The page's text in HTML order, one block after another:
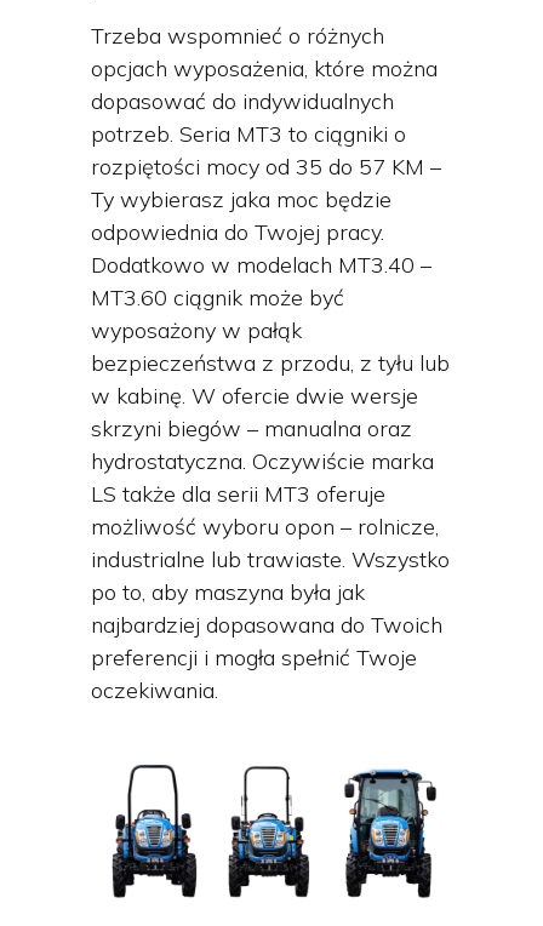
Trzeba wspomnieć o różnych
opcjach wyposażenia, które można
dopasować do indywidualnych
potrzeb. Seria MT3 to ciągniki o
rozpiętości mocy od 35 do 57 KM –
Ty wybierasz jaka moc będzie
odpowiednia do Twojej pracy.
Dodatkowo w modelach MT3.40 –
MT3.60 ciągnik może być
wyposażony w pałąk
bezpieczeństwa z przodu, z tyłu lub
w kabinę. W ofercie dwie wersje
skrzyni biegów – manualna oraz
hydrostatyczna. Oczywiście marka
LS także dla serii MT3 oferuje
możliwość wyboru opon – rolnicze,
industrialne lub trawiaste. Wszystko
po to, aby maszyna była jak
najbardziej dopasowana do Twoich
preferencji i mogła spełnić Twoje
oczekiwania.